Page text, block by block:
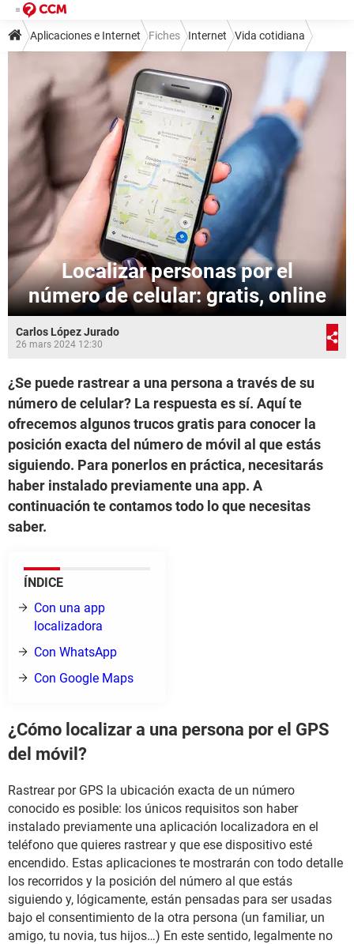
Aplicaciones e Internet Fiches Internet Vida cotidiana
Localizar personas por el
número de celular: gratis, online
Carlos López Jurado
26 mars 2024 12:30
¿Se puede rastrear a una persona a través de su
número de celular? La respuesta es sí. Aquí te
ofrecemos algunos trucos gratis para conocer la
posición exacta del número de móvil al que estás
siguiendo. Para ponerlos en práctica, necesitarás
haber instalado previamente una app. A
continuación te contamos todo lo que necesitas
saber.
ÍNDICE
Con una app
localizadora
Con WhatsApp
Con Google Maps
¿Cómo localizar a una persona por el GPS
del móvil?
Rastrear por GPS la ubicación exacta de un número
conocido es posible: los únicos requisitos son haber
instalado previamente una aplicación localizadora en el
teléfono que quieres rastrear y que ese dispositivo esté
encendido. Estas aplicaciones te mostrarán con todo detalle
los recorridos y la posición del número al que estás
siguiendo y, lógicamente, están pensadas para ser usadas
bajo el consentimiento de la otra persona (un familiar, un
amigo, tu novia, tus hijos…) En este sentido, legalmente no